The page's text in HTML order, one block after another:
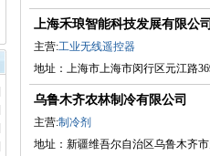
上海禾琅智能科技发展有限公司
主营:工业无线遥控器
地址：上海市上海市闵行区元江路
乌鲁木齐农林制冷有限公司
主营:制冷剂
地址：新疆维吾尔自治区乌鲁木齐